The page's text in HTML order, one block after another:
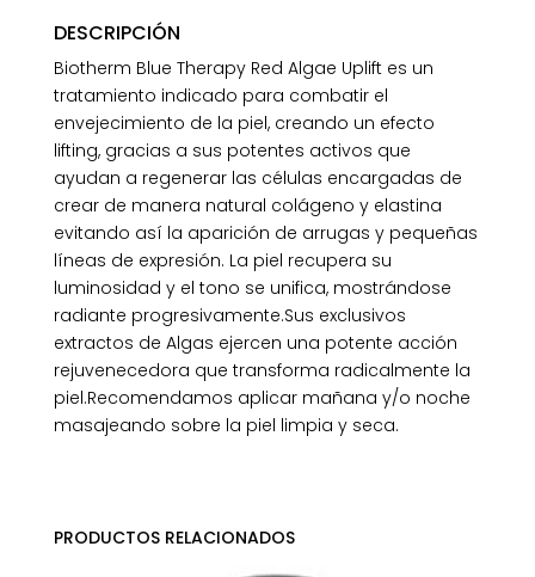
DESCRIPCIÓN
Biotherm Blue Therapy Red Algae Uplift es un
tratamiento indicado para combatir el
envejecimiento de la piel, creando un efecto
lifting, gracias a sus potentes activos que
ayudan a regenerar las células encargadas de
crear de manera natural colágeno y elastina
evitando así la aparición de arrugas y pequeñas
líneas de expresión. La piel recupera su
luminosidad y el tono se unifica, mostrándose
radiante progresivamente.Sus exclusivos
extractos de Algas ejercen una potente acción
rejuvenecedora que transforma radicalmente la
piel.Recomendamos aplicar mañana y/o noche
masajeando sobre la piel limpia y seca.
PRODUCTOS RELACIONADOS